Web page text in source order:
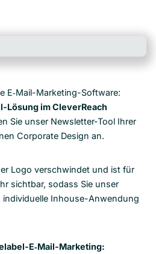
E‑Mail-Marketing-Software:
Lösung im CleverReach
Sie unser Newsletter-Tool Ihrer
Corporate Design an.
Logo verschwindet und ist für
sichtbar, sodass Sie unser
individuelle Inhouse-Anwendung
E‑Mail-Marketing: